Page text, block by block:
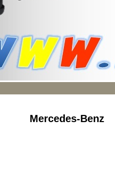
Mercedes-Benz